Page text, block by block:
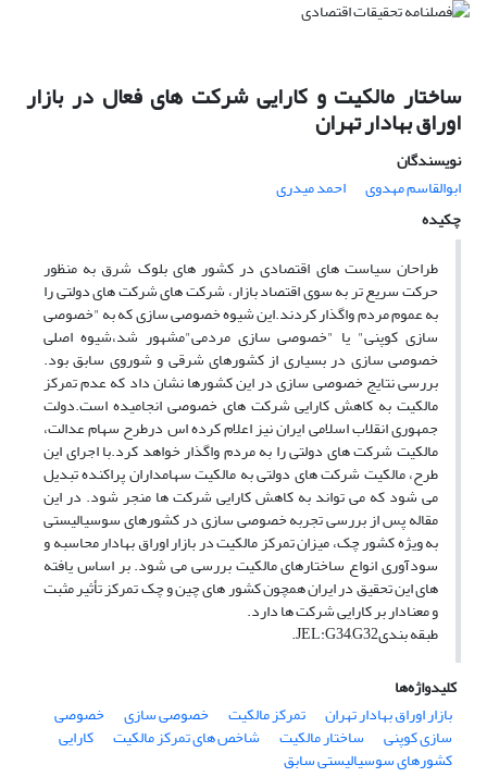
ساختار مالکیت و کارایی شرکت های فعال در بازار
اوراق بهادار تهران
نویسندگان
ابوالقاسم مهدوی
احمد میدری
چکیده
طراحان سیاست های اقتصادی در کشور های بلوک شرق به منظور
حرکت سریع تر به سوی اقتصاد بازار، شرکت های شرکت های دولتی را
به عموم مردم واگذار کردند.این شیوه خصوصی سازی که به "خصوصی
سازی کوپنی" یا "خصوصی سازی مردمی"مشهور شد،شیوه اصلی
خصوصی سازی در بسیاری از کشورهای شرقی و شوروی سابق بود.
بررسی نتایج خصوصی سازی در این کشورها نشان داد که عدم تمرکز
مالکیت به کاهش کارایی شرکت های خصوصی انجامیده است.دولت
جمهوری انقلاب اسلامی ایران نیز اعلام کرده اس درطرح سهام عدالت،
مالکیت شرکت های دولتی را به مردم واگذار خواهد کرد.با اجرای این
طرح، مالکیت شرکت های دولتی به مالکیت سهامداران پراکنده تبدیل
می شود که می تواند به کاهش کارایی شرکت ها منجر شود. در این
مقاله پس از بررسی تجربه خصوصی سازی در کشورهای سوسیالیستی
به ویژه کشور چک، میزان تمرکز مالکیت در بازار اوراق بهادار محاسبه و
سودآوری انواع ساختارهای مالکیت بررسی می شود. بر اساس یافته
های این تحقیق در ایران همچون کشور های چین و چک تمرکز تأثیر مثبت
و معنادار بر کارایی شرکت ها دارد.
طبقه بندیJEL:G34,G32.
کلیدواژه‌ها
بازار اوراق بهادار تهران
تمرکز مالکیت خصوصی سازی خصوصی
سازی کوپنی ساختار مالکیت شاخص های تمرکز مالکیت کارایی
کشورهای سوسیالیستی سابق